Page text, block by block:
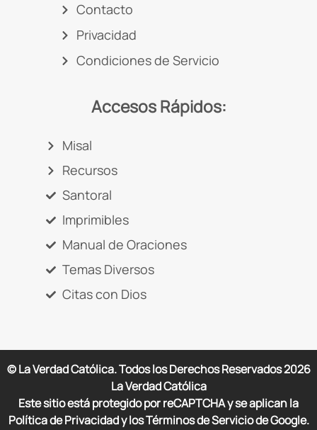
Contacto
Privacidad
Condiciones de Servicio
Accesos Rápidos:
Misal
Recursos
Santoral
Imprimibles
Manual de Oraciones
Temas Diversos
Citas con Dios
© La Verdad Católica. Todos los Derechos Reservados2026
La Verdad Católica
Este sitio está protegido por reCAPTCHA y se aplican la
Política de Privacidad y los Términos de Servicio de Google.